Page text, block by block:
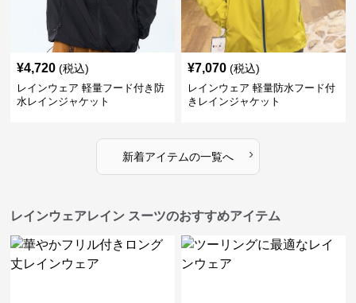
¥4,720 (税込)
レインウェア 軽量フード付き防
水レインジャケット
¥7,070 (税込)
レインウェア 軽量防水フード付
きレインジャケット
新着アイテムの一覧へ ›
レインウェアレイン スーツのおすすめアイテム